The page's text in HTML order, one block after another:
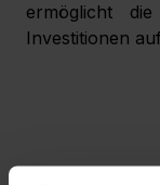
ermöglicht
Investitionen